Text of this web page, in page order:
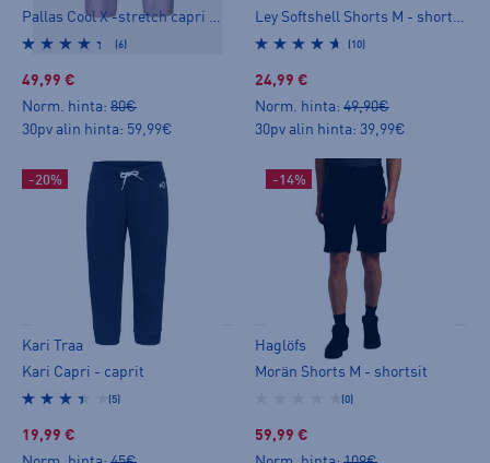
Pallas Cool X -stretch capri W - caprit
(6)
49,99 €
Norm. hinta: 80€
30pv alin hinta: 59,99€
Ley Softshell Shorts M - shortsit
(10)
24,99 €
Norm. hinta: 49,90€
30pv alin hinta: 39,99€
-20%
Kari Traa
Kari Capri - caprit
(5)
19,99 €
-14%
Haglöfs
Morän Shorts M - shortsit
(0)
59,99 €